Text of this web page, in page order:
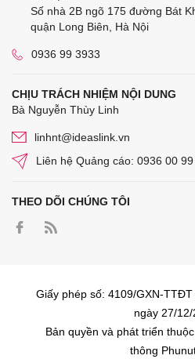
Số nhà 2B ngõ 175 đường Bát
quận Long Biên, Hà Nội
0936 99 3933
CHỊU TRÁCH NHIỆM NỘI DUNG
Bà Nguyễn Thùy Linh
linhnt@ideaslink.vn
Liên hệ Quảng cáo: 0936 00
THEO DÕI CHÚNG TÔI
Giấy phép số: 4109/GXN-
ngày 27/12/
Bản quyền và phát triển
thông